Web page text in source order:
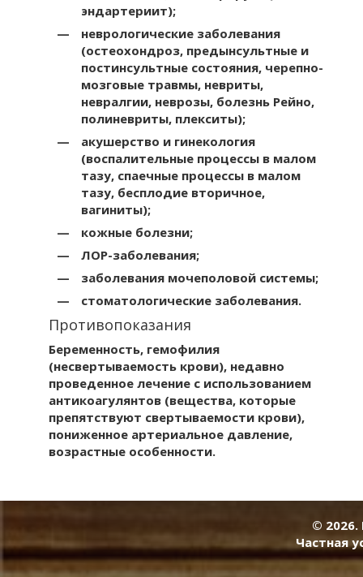
эндартериит);
неврологические заболевания
(остеохондроз, предынсультные и
постинсультные состояния, черепно-
мозговые травмы, невриты,
невралгии, неврозы, болезнь Рейно,
полиневриты, плекситы);
акушерство и гинекология
(воспалительные процессы в малом
тазу, спаечные процессы в малом
тазу, бесплодие вторичное,
вагиниты);
кожные болезни;
ЛОР-заболевания;
заболевания мочеполовой системы;
стоматологические заболевания.
Противопоказания
Беременность, гемофилия
(несвертываемость крови), недавно
проведенное лечение с использованием
антикоагулянтов (вещества, которые
препятствуют свертываемости крови),
пониженное артериальное давление,
возрастные особенности.
©
Частная